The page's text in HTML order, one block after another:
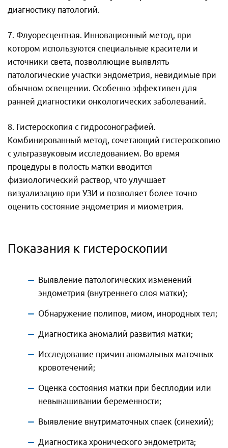
диагностику патологий.
7. Флуоресцентная. Инновационный метод, при
котором используются специальные красители и
источники света, позволяющие выявлять
патологические участки эндометрия, невидимые при
обычном освещении. Особенно эффективен для
ранней диагностики онкологических заболеваний.
8. Гистероскопия с гидросонографией.
Комбинированный метод, сочетающий гистероскопию
с ультразвуковым исследованием. Во время
процедуры в полость матки вводится
физиологический раствор, что улучшает
визуализацию при УЗИ и позволяет более точно
оценить состояние эндометрия и миометрия.
Показания к гистероскопии
Выявление патологических изменений
эндометрия (внутреннего слоя матки);
Обнаружение полипов, миом, инородных тел;
Диагностика аномалий развития матки;
Исследование причин аномальных маточных
кровотечений;
Оценка состояния матки при бесплодии или
невынашивании беременности;
Выявление внутриматочных спаек (синехий);
Диагностика хронического эндометрита;